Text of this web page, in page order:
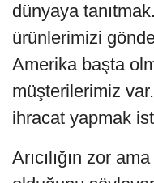
dünyaya
ürünlerimizi
Amerika başta
müşterilerimiz
ihracat yapmak
Arıcılığın zor